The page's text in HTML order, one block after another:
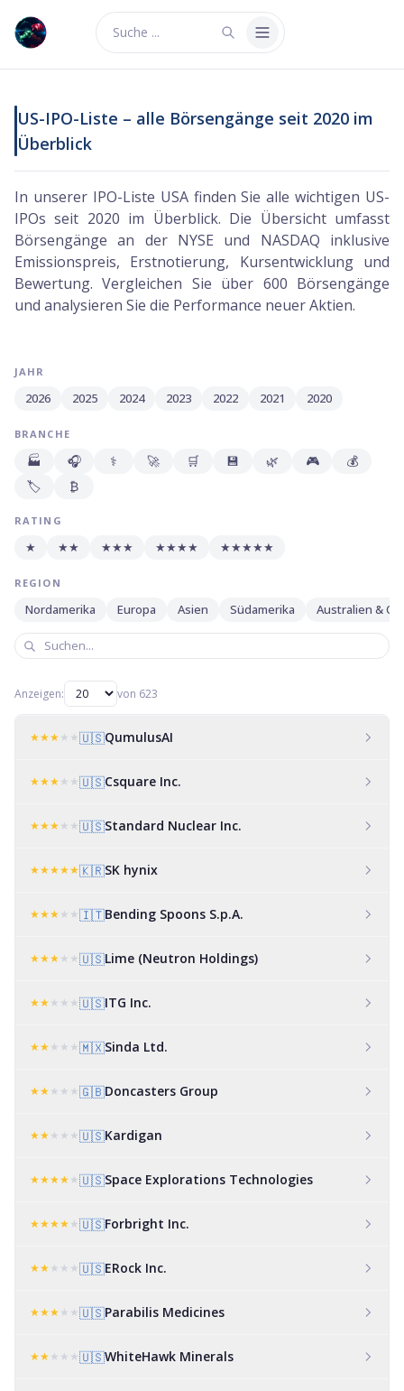
Suche ...
US-IPO-Liste – alle Börsengänge seit 2020 im
Überblick
In unserer IPO-Liste USA finden Sie alle wichtigen US-
IPOs seit 2020 im Überblick. Die Übersicht umfasst
Börsengänge an der NYSE und NASDAQ inklusive
Emissionspreis, Erstnotierung, Kursentwicklung und
Bewertung. Vergleichen Sie über 600 Börsengänge
und analysieren Sie die Performance neuer Aktien.
JAHR
2026 2025 2024 2023 2022 2021 2020
BRANCHE
🏭 🎧 ⚕️ 🚀 🛒 💾 🌿 🎮
💰
🏷️
₿
RATING
★ ★★ ★★★ ★★★★ ★★★★★
REGION
Nordamerika Europa Asien Südamerika Australien &
Anzeigen: von 623
★★★★ ★🇺🇸QumulusAI
★★★★ ★🇺🇸Csquare Inc.
★★★★ ★🇺🇸Standard Nuclear Inc.
★★★★★🇰🇷SK hynix
★★★★ ★🇮🇹Bending Spoons S.p.A.
★★★★ ★🇺🇸Lime (Neutron Holdings)
★★★ ★ ★🇺🇸ITG Inc.
★★★ ★ ★🇲🇽Sinda Ltd.
★★★ ★ ★🇬🇧Doncasters Group
★★★ ★ ★🇺🇸Kardigan
★★★★★🇺🇸Space Explorations Technologies
★★★★★🇺🇸Forbright Inc.
★★★ ★ ★🇺🇸ERock Inc.
★★★★ ★🇺🇸Parabilis Medicines
★★★ ★ ★🇺🇸WhiteHawk Minerals